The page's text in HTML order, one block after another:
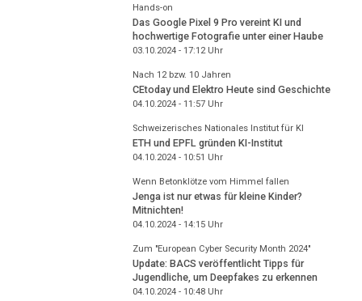
Hands-on
Das Google Pixel 9 Pro vereint KI und
hochwertige Fotografie unter einer Haube
03.10.2024 - 17:12Uhr
Nach 12 bzw. 10 Jahren
CEtoday und Elektro Heute sind Geschichte
04.10.2024 - 11:57Uhr
Schweizerisches Nationales Institut für KI
ETH und EPFL gründen KI-Institut
04.10.2024 - 10:51 Uhr
Wenn Betonklötze vom Himmel fallen
Jenga ist nur etwas für kleine Kinder?
Mitnichten!
04.10.2024 - 14:15Uhr
Zum "European Cyber Security Month 2024"
Update: BACS veröffentlicht Tipps für
Jugendliche, um Deepfakes zu erkennen
04.10.2024 - 10:48Uhr